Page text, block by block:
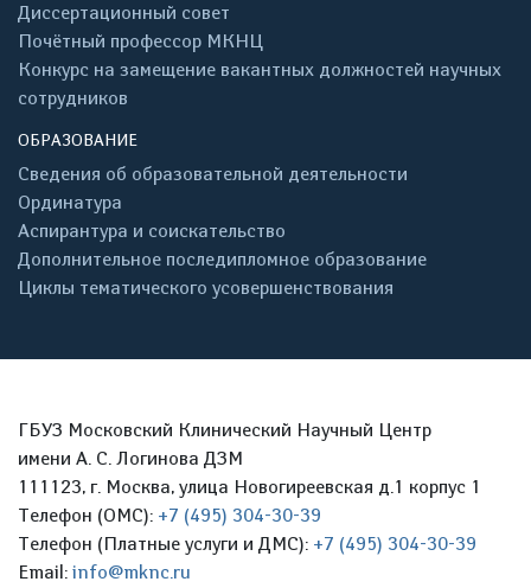
Диссертационный совет
Почётный профессор МКНЦ
Конкурс на замещение вакантных должностей научных
сотрудников
ОБРАЗОВАНИЕ
Сведения об образовательной деятельности
Ординатура
Аспирантура и соискательство
Дополнительное последипломное образование
Циклы тематического усовершенствования
ГБУЗ Московский Клинический Научный Центр
имени А. С. Логинова ДЗМ
111123, г. Москва, улица Новогиреевская д.1 корпус 1
Телефон (ОМС): +7 (495) 304-30-39
Телефон (Платные услуги и ДМС): +7 (495) 304-30-39
Email: info@mknc.ru